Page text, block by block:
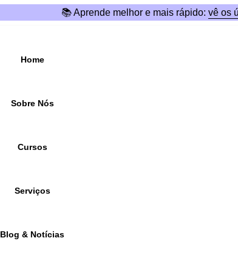
📚 Aprende melhor e mais rápido: vê os
Home
Sobre Nós
Cursos
Serviços
Blog & Notícias